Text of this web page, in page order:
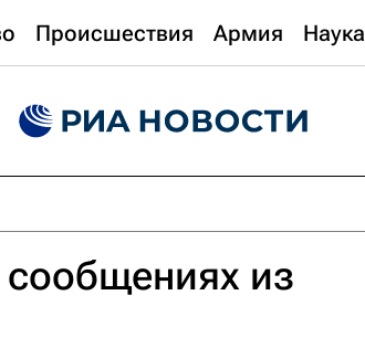
Происшествия Армия Наука
из